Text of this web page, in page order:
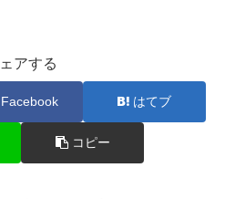
アする
Facebook はてブ
コピー